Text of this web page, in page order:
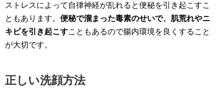
ストレスによって自律神経が乱れると便秘を引き起こすこ
ともあります。 便秘で溜まった毒素のせいで、肌荒れやニ
キビを引き起こすこともあるので腸内環境を良くすること
が大切です。
正しい洗顔方法